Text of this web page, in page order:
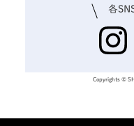
各
Copyrights ©